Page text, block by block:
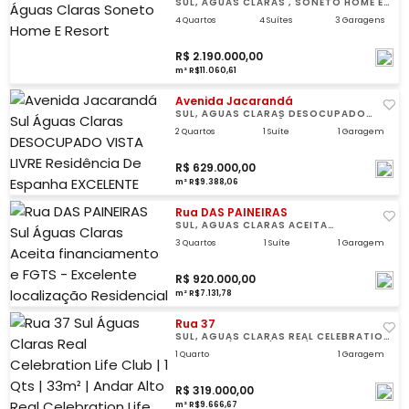
4 Quartos 4 Suítes 3 Garagens
R$ 2.190.000,00
m² R$11.060,61
Avenida Jacarandá
SUL, ÁGUAS CLARAS DESOCUPADO
VISTA LIVRE, RESIDÊNCIA DE ESPANHA
2 Quartos 1 Suíte 1 Garagem
R$ 629.000,00
m² R$9.388,06
Rua DAS PAINEIRAS
SUL, ÁGUAS CLARAS ACEITA
LOCALIZAÇÃO, RESIDENCIAL PAINEIRAS
3 Quartos 1 Suíte 1 Garagem
R$ 920.000,00
m² R$7.131,78
Rua 37
SUL, ÁGUAS CLARAS REAL CELEBRATION
LIFE CLUB | 1 QTS | 33M² | ANDAR ALTO,
REAL CELEBRATION LIFE CLUB
1 Quarto 1 Garagem
R$ 319.000,00
m² R$9.666,67